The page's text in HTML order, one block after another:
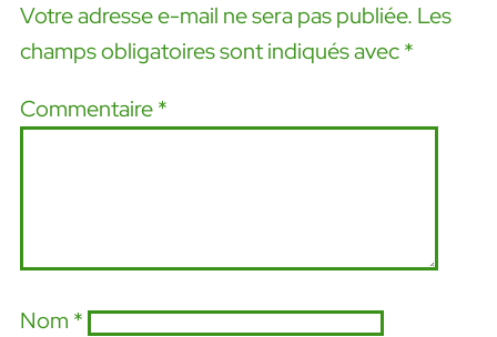
Votre adresse e-mail ne sera pas publiée. Les
champs obligatoires sont indiqués avec*
Commentaire*
Nom *